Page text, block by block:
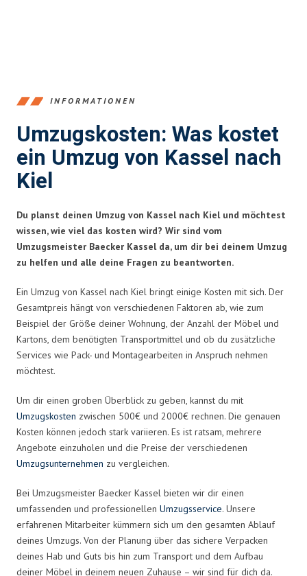
INFORMATIONEN
Umzugskosten: Was kostet
ein Umzug von Kassel nach
Kiel
Du planst deinen Umzug von Kassel nach Kiel und möchtest
wissen, wie viel das kosten wird? Wir sind vom
Umzugsmeister Baecker Kassel da, um dir bei deinem Umzug
zu helfen und alle deine Fragen zu beantworten.
Ein Umzug von Kassel nach Kiel bringt einige Kosten mit sich. Der
Gesamtpreis hängt von verschiedenen Faktoren ab, wie zum
Beispiel der Größe deiner Wohnung, der Anzahl der Möbel und
Kartons, dem benötigten Transportmittel und ob du zusätzliche
Services wie Pack- und Montagearbeiten in Anspruch nehmen
möchtest.
Um dir einen groben Überblick zu geben, kannst du mit
Umzugskosten zwischen 500€ und 2000€ rechnen. Die genauen
Kosten können jedoch stark variieren. Es ist ratsam, mehrere
Angebote einzuholen und die Preise der verschiedenen
Umzugsunternehmen zu vergleichen.
Bei Umzugsmeister Baecker Kassel bieten wir dir einen
umfassenden und professionellen Umzugsservice. Unsere
erfahrenen Mitarbeiter kümmern sich um den gesamten Ablauf
deines Umzugs. Von der Planung über das sichere Verpacken
deines Hab und Guts bis hin zum Transport und dem Aufbau
deiner Möbel in deinem neuen Zuhause – wir sind für dich da.